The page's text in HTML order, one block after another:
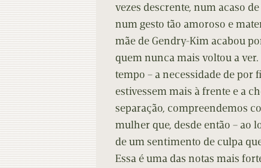
vezes descrente, num acaso
num gesto tão amoroso e
mãe de Gendry-Kim acabou
quem nunca mais voltou a
tempo – a necessidade de por
estivessem mais à frente e a
separação, compreendemos
mulher que, desde então – ao
de um sentimento de culpa
Essa é uma das notas mais